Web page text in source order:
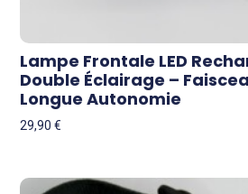
Lampe Frontale LED
Double Éclairage –
Longue Autonomie
29,90€